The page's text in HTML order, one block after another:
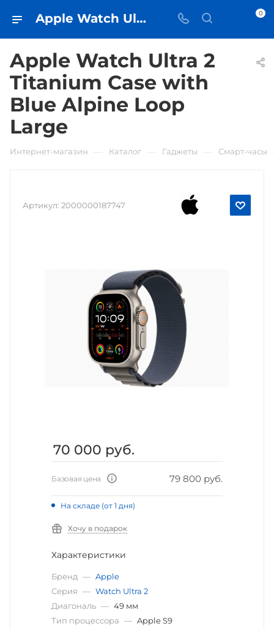
Apple Watch Ultra 2 Titanium Case with Blue Alpine Loop Large • купить в Самаре - iЧехол 0
Apple Watch Ultra 2
Titanium Case with
Blue Alpine Loop
Large
Интернет-магазин Каталог Гаджеты Смарт-часы
Артикул: 2000000187747
70 000 руб.
Базовая цена 79 800 руб.
На складе (от 1 дня)
Хочу в подарок
Характеристики
Бренд — Apple
Серия — Watch Ultra 2
Диагональ — 49 мм
Тип процессора — Apple S9